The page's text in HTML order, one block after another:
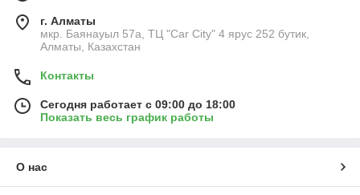
г. Алматы
мкр. Баянауыл 57а, ТЦ "Car Сity" 4 ярус 252 бутик,
Алматы, Казахстан
Контакты
Сегодня работает с 09:00 до 18:00
Показать весь график работы
О нас